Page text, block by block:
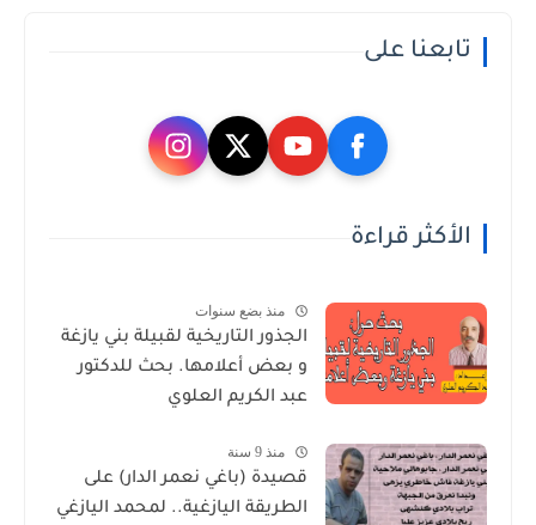
تابعنا على
الأكثر قراءة
منذ بضع سنوات
الجذور التاريخية لقبيلة بني يازغة
و بعض أعلامها. بحث للدكتور
عبد الكريم العلوي
منذ 9 سنة
قصيدة (باغي نعمر الدار) على
الطريقة اليازغية.. لمحمد اليازغي